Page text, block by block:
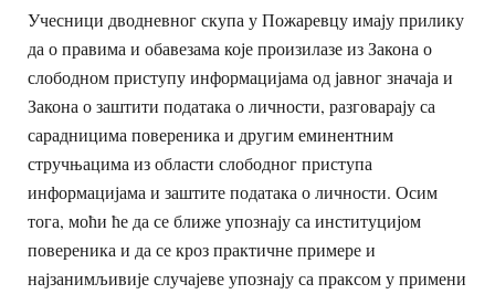
Учесници дводневног скупа у Пожаревцу имају прилику
да о правима и обавезама које произилазе из Закона о
слободном приступу информацијама од јавног значаја и
Закона о заштити података о личности, разговарају са
сарадницима повереника и другим еминентним
стручњацима из области слободног приступа
информацијама и заштите података о личности. Осим
тога, моћи ће да се ближе упознају са институцијом
повереника и да се кроз практичне примере и
најзанимљивије случајеве упознају са праксом у примени